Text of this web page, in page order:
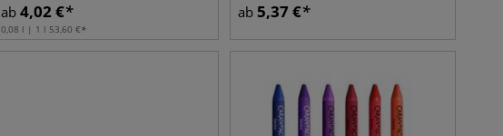
ab 4,02 €
0,08 l | 1 l 53,60 €
ab 5,37 €